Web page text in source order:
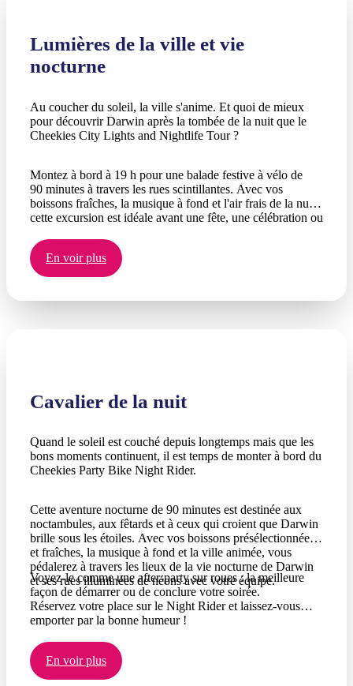
Lumières de la ville et vie
nocturne
Au coucher du soleil, la ville s'anime. Et quoi de mieux
pour découvrir Darwin après la tombée de la nuit que le
Cheekies City Lights and Nightlife Tour ?
Montez à bord à 19 h pour une balade festive à vélo de
90 minutes à travers les rues scintillantes. Avec vos
boissons fraîches, la musique à fond et l'air frais de la nuit,
cette excursion est idéale avant une fête, une célébration ou
En voir plus
Cavalier de la nuit
Quand le soleil est couché depuis longtemps mais que les
bons moments continuent, il est temps de monter à bord du
Cheekies Party Bike Night Rider.
Cette aventure nocturne de 90 minutes est destinée aux
noctambules, aux fêtards et à ceux qui croient que Darwin
brille sous les étoiles. Avec vos boissons présélectionnées
et fraîches, la musique à fond et la ville animée, vous
pédalerez à travers les lieux de la vie nocturne de Darwin
et ses rues illuminées de néons avec votre équipe.
Voyez-le comme une after-party sur roues : la meilleure
façon de démarrer ou de conclure votre soirée.
Réservez votre place sur le Night Rider et laissez-vous
emporter par la bonne humeur !
En voir plus